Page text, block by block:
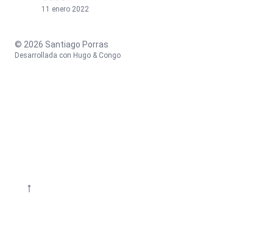
11 enero 2022
↑
© 2026 Santiago Porras
Desarrollada con Hugo & Congo